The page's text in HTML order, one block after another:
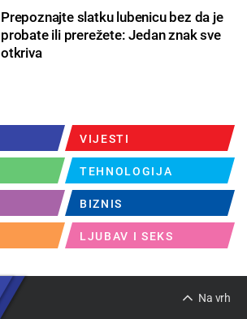
Prepoznajte slatku lubenicu bez da je
probate ili prerežete: Jedan znak sve
otkriva
VIJESTI
TEHNOLOGIJA
BIZNIS
LJUBAV I SEKS
Na vrh